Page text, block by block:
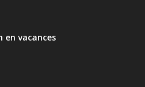
en vacances